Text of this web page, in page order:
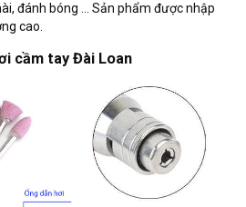
đánh bóng ... Sản phẩm được nhập
cao.
cầm tay Đài Loan